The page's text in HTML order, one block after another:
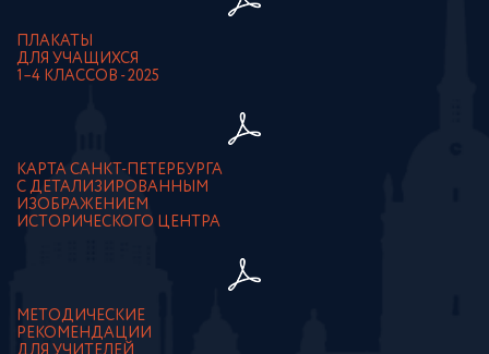
ПЛАКАТЫ
ДЛЯ УЧАЩИХСЯ
1–4 КЛАССОВ - 2025
КАРТА САНКТ-ПЕТЕРБУРГА
С ДЕТАЛИЗИРОВАННЫМ
ИЗОБРАЖЕНИЕМ
ИСТОРИЧЕСКОГО ЦЕНТРА
МЕТОДИЧЕСКИЕ
РЕКОМЕНДАЦИИ
ДЛЯ УЧИТЕЛЕЙ